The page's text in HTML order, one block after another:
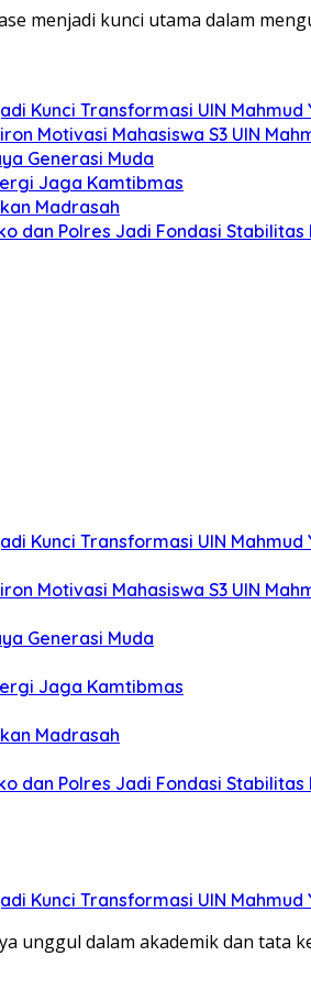
menjadi kunci utama dalam
Kunci Transformasi UIN
Motivasi Mahasiswa S3 UIN
Generasi Muda
Jaga Kamtibmas
Madrasah
dan Polres Jadi Fondasi Stabilitas
Kunci Transformasi UIN
Motivasi Mahasiswa S3 UIN
Generasi Muda
Jaga Kamtibmas
Madrasah
dan Polres Jadi Fondasi Stabilitas
Kunci Transformasi UIN
unggul dalam akademik dan tata